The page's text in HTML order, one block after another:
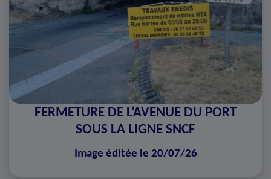
FERMETURE DE L’AVENUE DU PORT
SOUS LA LIGNE SNCF
Image éditée le 20/07/26